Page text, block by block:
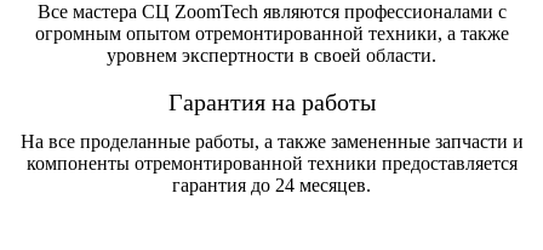
Все мастера СЦ ZoomTech являются профессионалами с
огромным опытом отремонтированной техники, а также
уровнем экспертности в своей области.
Гарантия на работы
На все проделанные работы, а также замененные запчасти и
компоненты отремонтированной техники предоставляется
гарантия до 24 месяцев.